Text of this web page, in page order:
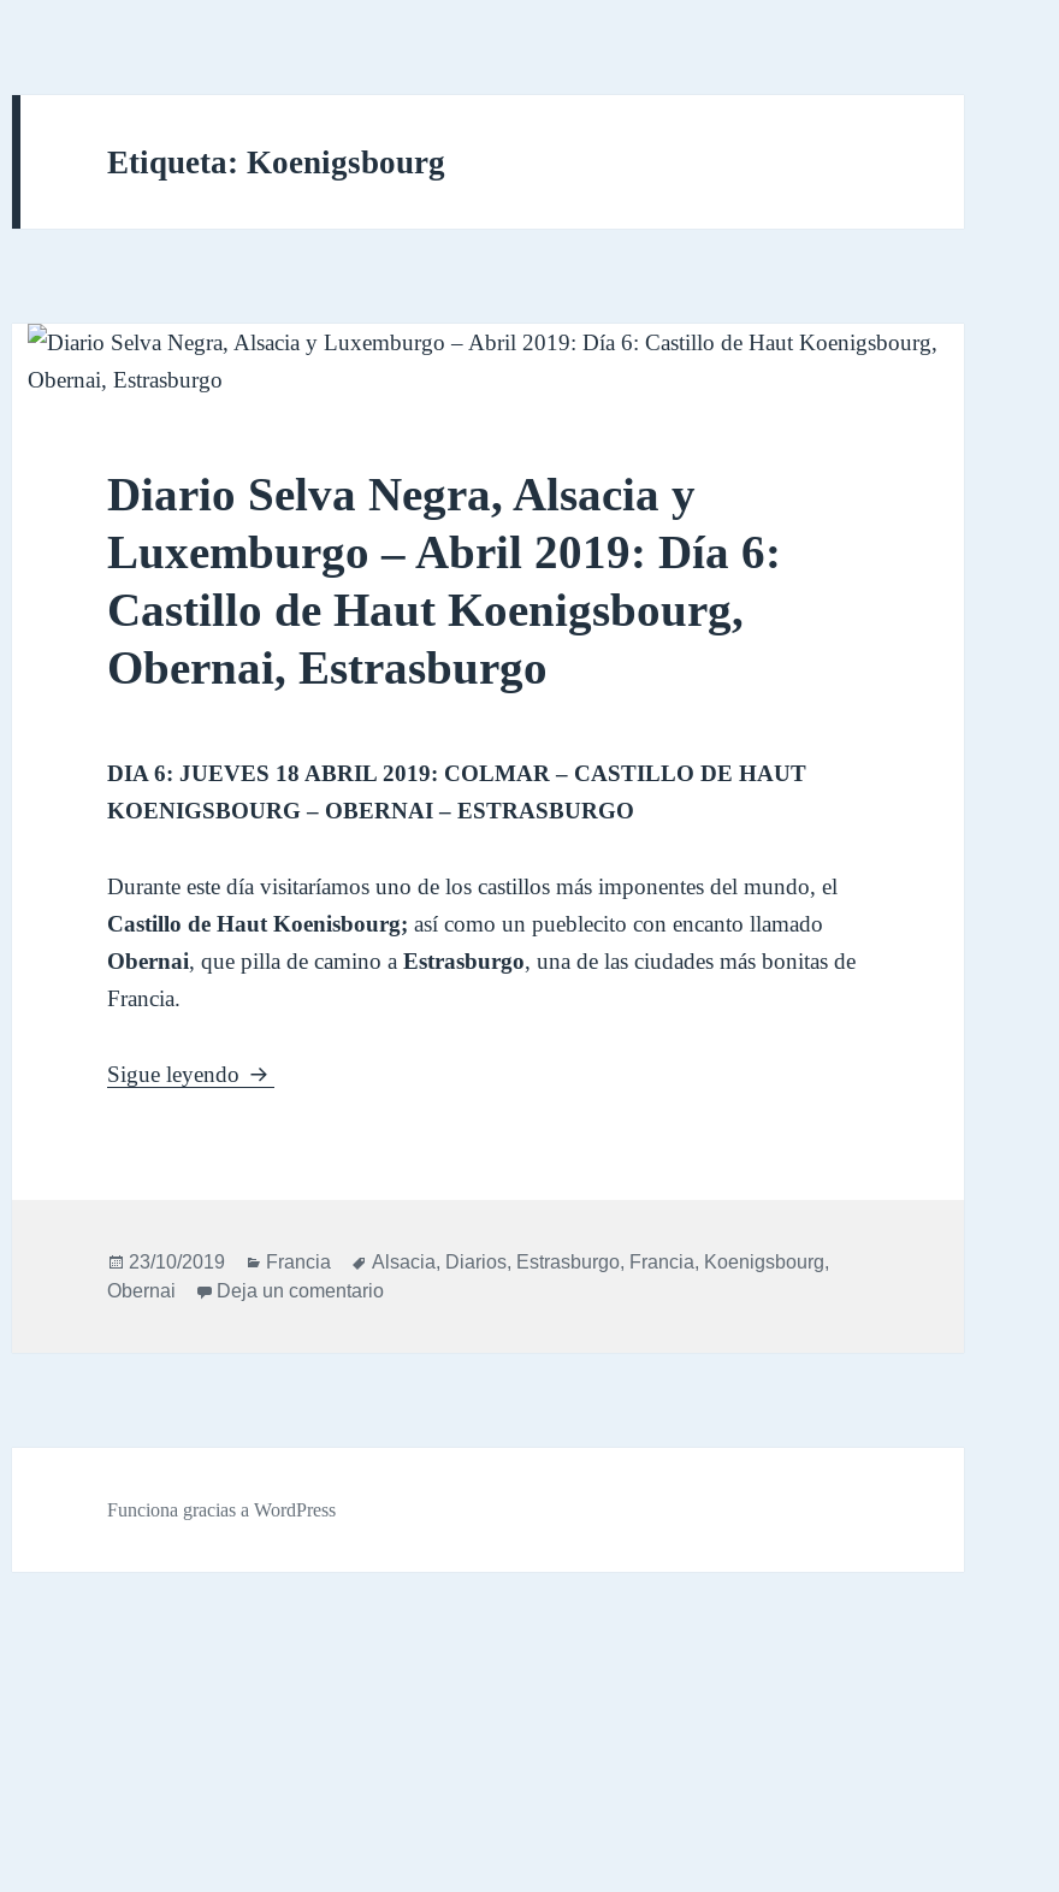
Etiqueta:Koenigsbourg
Diario Selva Negra, Alsacia y
Luxemburgo – Abril 2019: Día 6:
Castillo de Haut Koenigsbourg,
Obernai, Estrasburgo
DIA 6: JUEVES 18 ABRIL 2019: COLMAR – CASTILLO DE HAUT
KOENIGSBOURG – OBERNAI – ESTRASBURGO
Durante este día visitaríamos uno de los castillos más imponentes del mundo, el
Castillo de Haut Koenisbourg;así como un pueblecito con encanto llamado
Obernai, que pilla de camino aEstrasburgo, una de las ciudades más bonitas de
Francia.
Sigue leyendo Diario Selva Negra, Alsacia y Luxemburgo – Abril 2019: Día 6: Castillo de Haut
Publicado
el
23/10/2019 Categorías
Francia Etiquetas
Alsacia, Diarios, Estrasburgo, Francia, Koenigsbourg,
Obernai
Deja un comentarioen Diario Selva Negra, Alsacia y Luxemburgo – Abril 2019: Día 6: Castillo de
Funciona gracias a WordPress